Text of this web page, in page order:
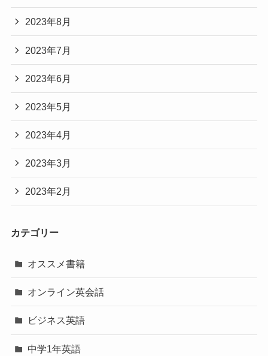
2023年8月
2023年7月
2023年6月
2023年5月
2023年4月
2023年3月
2023年2月
カテゴリー
オススメ書籍
オンライン英会話
ビジネス英語
中学1年英語